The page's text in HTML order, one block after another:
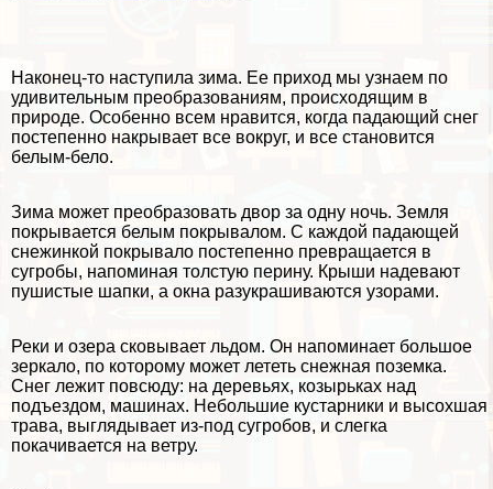
Наконец-то наступила зима. Ее приход мы узнаем по
удивительным преобразованиям, происходящим в
природе. Особенно всем нравится, когда падающий снег
постепенно накрывает все вокруг, и все становится
белым-бело.
Зима может преобразовать двор за одну ночь. Земля
покрывается белым покрывалом. С каждой падающей
снежинкой покрывало постепенно превращается в
сугробы, напоминая толстую перину. Крыши надевают
пушистые шапки, а окна разукрашиваются узорами.
Реки и озера сковывает льдом. Он напоминает большое
зеркало, по которому может лететь снежная поземка.
Снег лежит повсюду: на деревьях, козырьках над
подъездом, машинах. Небольшие кустарники и высохшая
трава, выглядывает из-под сугробов, и слегка
покачивается на ветру.